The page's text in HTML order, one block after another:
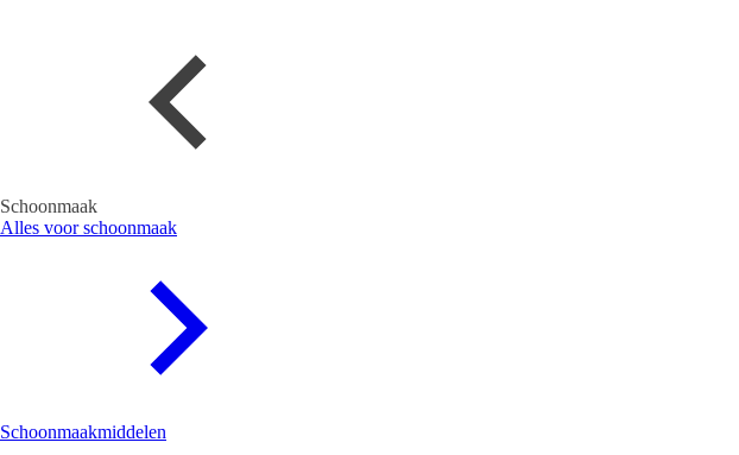
Schoonmaak
Alles voor schoonmaak
Schoonmaakmiddelen